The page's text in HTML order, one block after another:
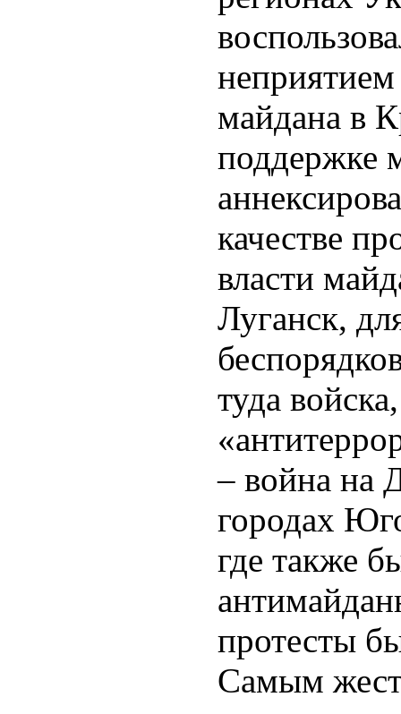
майдана в
поддержке
качестве
власти
Луганск,
туда
– война на
городах
где также
протесты
Самым